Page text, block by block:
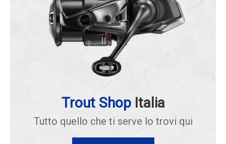
Trout ShopItalia
Tutto quello che ti serve lo trovi qui